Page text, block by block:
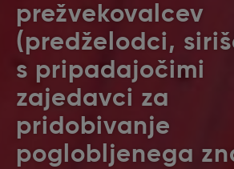
prežvekovalcev
(predželodci,
s pripadajočimi
zajedavci za
pridobivanje
poglobljenega